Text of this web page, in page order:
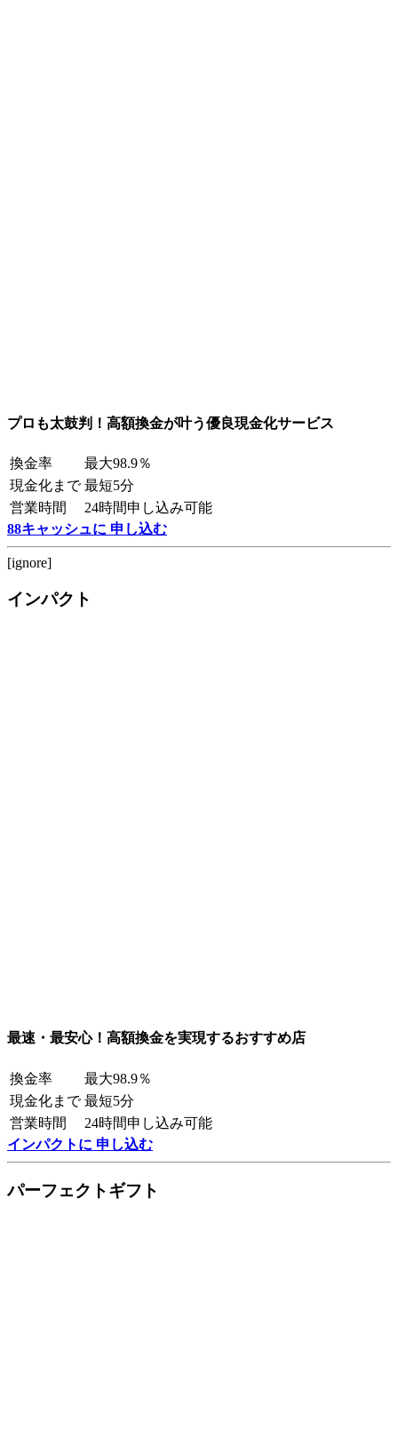
プロも太鼓判！高額換金が叶う優良現金化サービス
換金率
最大98.9％
現金化まで 最短5分
営業時間
24時間申し込み可能
88キャッシュに 申し込む
[ignore]
インパクト
最速・最安心！高額換金を実現するおすすめ店
換金率
最大98.9％
現金化まで 最短5分
営業時間
24時間申し込み可能
インパクトに 申し込む
パーフェクトギフト